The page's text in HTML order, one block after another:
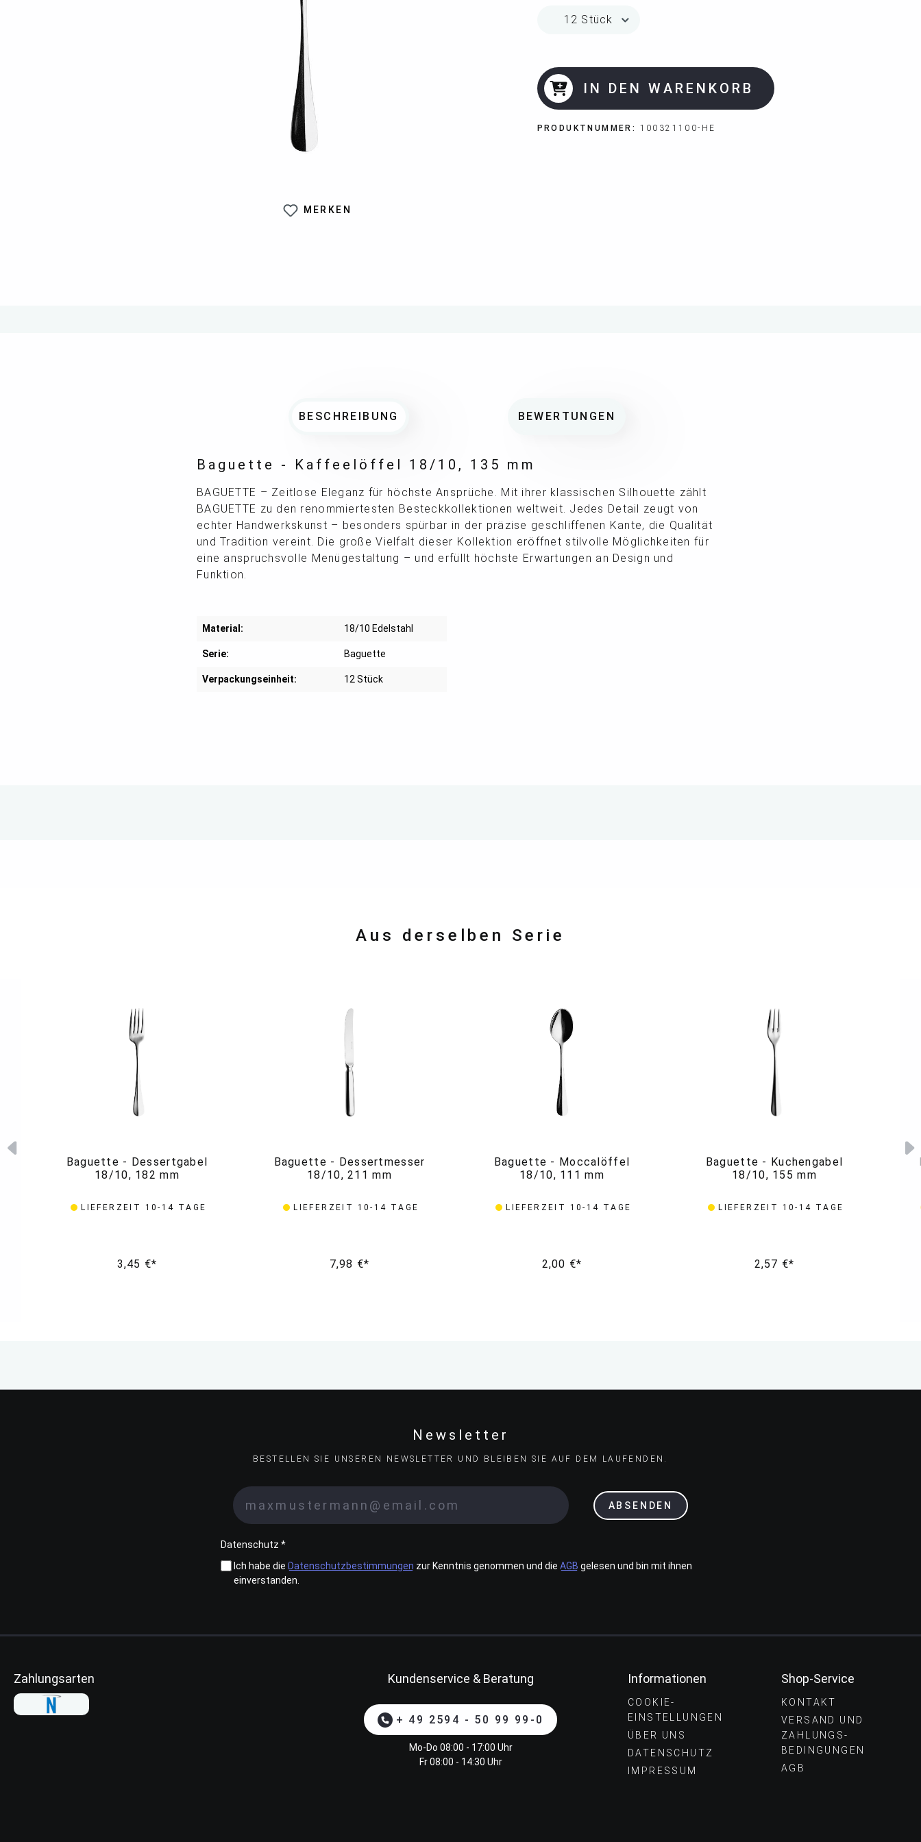
MERKEN
IN DEN WARENKORB
PRODUKTNUMMER: 100321100-HE
BESCHREIBUNG BEWERTUNGEN
Baguette - Kaffeelöffel 18/10, 135 mm
BAGUETTE – Zeitlose Eleganz für höchste Ansprüche. Mit ihrer klassischen Silhouette zählt
BAGUETTE zu den renommiertesten Besteckkollektionen weltweit. Jedes Detail zeugt von
echter Handwerkskunst – besonders spürbar in der präzise geschliffenen Kante, die Qualität
und Tradition vereint. Die große Vielfalt dieser Kollektion eröffnet stilvolle Möglichkeiten für
eine anspruchsvolle Menügestaltung – und erfüllt höchste Erwartungen an Design und
Funktion.
Material: 18/10 Edelstahl
Serie: Baguette
Verpackungseinheit: 12 Stück
Aus derselben Serie
Baguette - Dessertgabel
18/10, 182 mm
LIEFERZEIT 10-14 TAGE
3,45 €*
Baguette - Dessertmesser
18/10, 211 mm
LIEFERZEIT 10-14 TAGE
7,98 €*
Baguette - Moccalöffel
18/10, 111 mm
LIEFERZEIT 10-14 TAGE
2,00 €*
Baguette - Kuchengabel
18/10, 155 mm
LIEFERZEIT 10-14 TAGE
2,57 €*
Newsletter
BESTELLEN SIE UNSEREN NEWSLETTER UND BLEIBEN SIE AUF DEM LAUFENDEN.
ABSENDEN
Datenschutz *
Ich habe die Datenschutzbestimmungen zur Kenntnis genommen und die AGB gelesen und bin mit ihnen
einverstanden.
Zahlungsarten Kundenservice & Beratung
+ 49 2594 - 50 99 99-0
Mo-Do 08:00 - 17:00 Uhr
Fr 08:00 - 14:30 Uhr
Informationen
COOKIE-
EINSTELLUNGEN
ÜBER UNS
DATENSCHUTZ
IMPRESSUM
Shop-Service
KONTAKT
VERSAND UND
ZAHLUNGS­
BEDINGUNGEN
AGB